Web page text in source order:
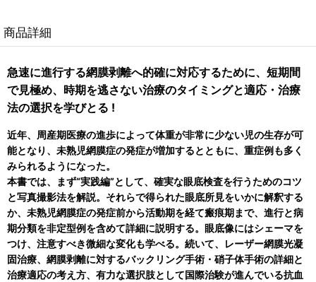
商品詳細
急速に進行する網膜剥離へ的確に対応するために、短期間
で見極め、時期を逃さない治療のタイミングと適応・治療
法の選択を学びとる !
近年、周産期医療の進歩によって体重が非常に少ない児の生存が可
能となり、未熟児網膜症の発症が増加するとともに、重症例も多く
みられるようになった。
本書では、まず“実践編”として、確実な眼底検査を行うためのコツ
と写真撮影法を解説。それらで得られた眼底所見をいかに解釈する
か、未熟児網膜症の発症前から活動期を経て瘢痕期まで、進行と病
期分類を非定型例を含めて詳細に説明する。眼底像にはシェーマを
つけ、注意すべき微細な変化も学べる。続いて、レーザー網膜光凝
固治療、網膜剥離に対するバックリング手術・硝子体手術の詳細と
治療適応の考え方、有力な選択肢として国際治験が進んでいる抗血